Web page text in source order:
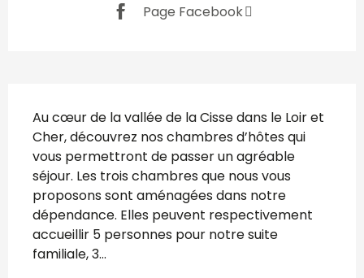
Page Facebook
Description
Au cœur de la vallée de la Cisse dans le Loir et
Cher, découvrez nos chambres d’hôtes qui
vous permettront de passer un agréable
séjour. Les trois chambres que nous vous
proposons sont aménagées dans notre
dépendance. Elles peuvent respectivement
accueillir 5 personnes pour notre suite
familiale, 3...